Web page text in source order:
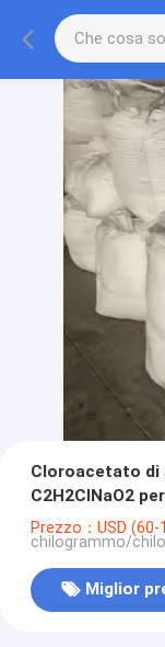
Cloroacetato di
C2H2ClNaO2
laboratorio
Prezzo：USD
chilogrammo/
Miglior